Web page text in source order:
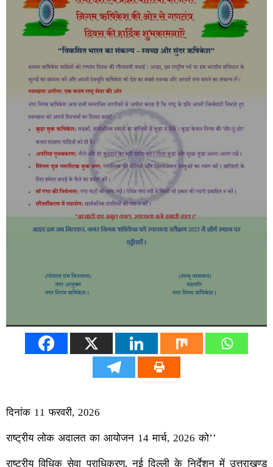
दिनांक 11 फरवरी, 2026
राष्ट्रीय लोक अदालत का आयोजन 14 मार्च, 2026 को’’
राष्ट्रीय विधिक सेवा प्राधिकरण, नई दिल्ली के निर्देशन में उत्तराखण्ड